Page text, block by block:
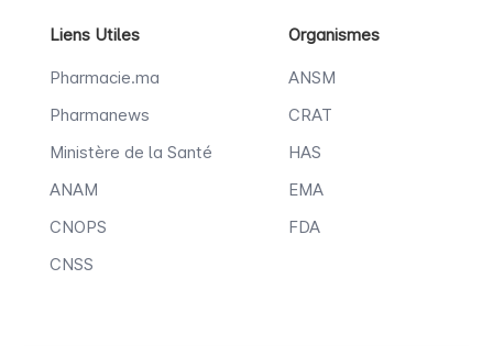
Liens Utiles
Pharmacie.ma
Pharmanews
Ministère de la Santé
ANAM
CNOPS
CNSS
Organismes
ANSM
CRAT
HAS
EMA
FDA